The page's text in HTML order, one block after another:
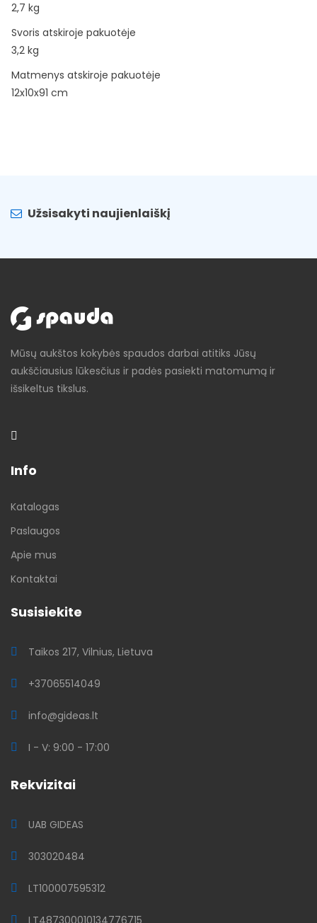
2,7 kg
Svoris atskiroje pakuotėje
3,2 kg
Matmenys atskiroje pakuotėje
12x10x91 cm
Užsisakyti naujienlaiškį
Mūsų aukštos kokybės spaudos darbai atitiks Jūsų
aukščiausius lūkesčius ir padės pasiekti matomumą ir
išsikeltus tikslus.
Info
Katalogas
Paslaugos
Apie mus
Kontaktai
Susisiekite
Taikos 217, Vilnius, Lietuva
+37065514049
info@gideas.lt
I - V: 9:00 - 17:00
Rekvizitai
UAB GIDEAS
303020484
LT100007595312
LT487300010134776715